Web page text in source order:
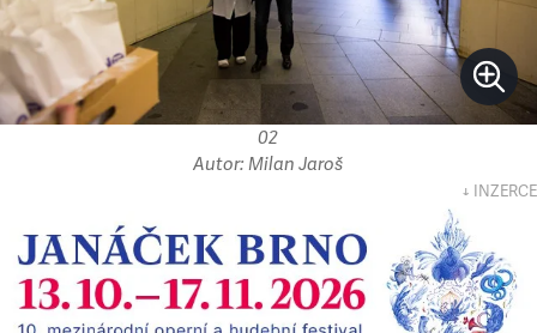
02
Autor: Milan Jaroš
↓ INZERCE